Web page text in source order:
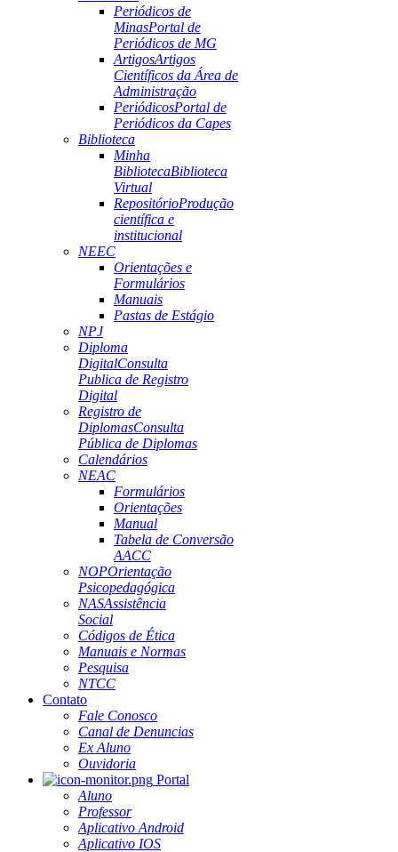
Periódicos de
MinasPortal de
Periódicos de MG
ArtigosArtigos
Científicos da Área de
Administração
PeriódicosPortal de
Periódicos da Capes
Biblioteca
Minha
BibliotecaBiblioteca
Virtual
RepositórioProdução
científica e
institucional
NEEC
Orientações e
Formulários
Manuais
Pastas de Estágio
NPJ
Diploma
DigitalConsulta
Publica de Registro
Digital
Registro de
DiplomasConsulta
Pública de Diplomas
Calendários
NEAC
Formulários
Orientações
Manual
Tabela de Conversão
AACC
NOPOrientação
Psicopedagógica
NASAssistência
Social
Códigos de Ética
Manuais e Normas
Pesquisa
NTCC
Contato
Fale Conosco
Canal de Denuncias
Ex Aluno
Ouvidoria
Portal
Aluno
Professor
Aplicativo Android
Aplicativo IOS